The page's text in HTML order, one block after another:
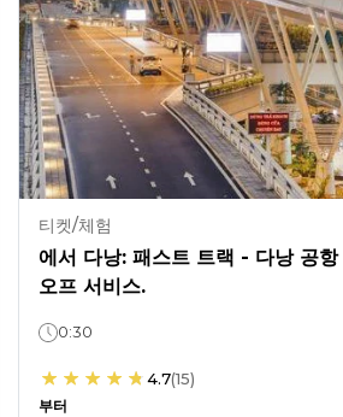
티켓/체험
에서 다낭: 패스트 트랙 - 다낭 공
오프 서비스.
0:30
4.7(15)
부터